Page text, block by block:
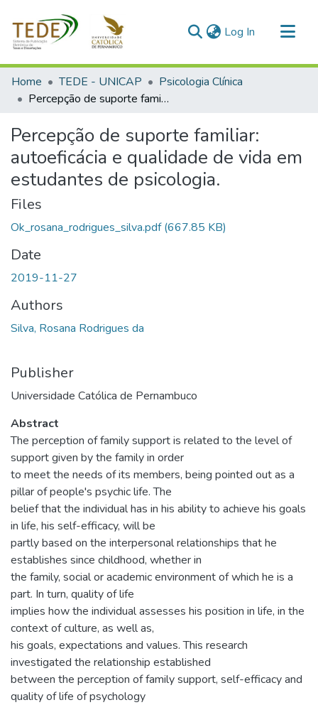
Log In (current)
Communities & Collections
All of DSpace
Home TEDE - UNICAP
Psicologia Clínica
Percepção de suporte familiar: autoeficácia e qualidade de vida em estudantes de psicologia.
Percepção de suporte familiar:
autoeficácia e qualidade de vida em
estudantes de psicologia.
Files
Ok_rosana_rodrigues_silva.pdf(667.85 KB)
Date
2019-11-27
Authors
Silva, Rosana Rodrigues da
Publisher
Universidade Católica de Pernambuco
Abstract
The perception of family support is related to the level of
support given by the family in order
to meet the needs of its members, being pointed out as a
pillar of people's psychic life. The
belief that the individual has in his ability to achieve his goals
in life, his self-efficacy, will be
partly based on the interpersonal relationships that he
establishes since childhood, whether in
the family, social or academic environment of which he is a
part. In turn, quality of life
implies how the individual assesses his position in life, in the
context of culture, as well as,
his goals, expectations and values. This research
investigated the relationship established
between the perception of family support, self-efficacy and
quality of life of psychology